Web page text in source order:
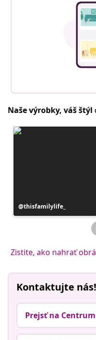
Naše výrobky, váš
Príspevok
zverejnil
thisfamilylife_
Zistite, ako nahrať
Kontaktujte nás!
Prejsť na